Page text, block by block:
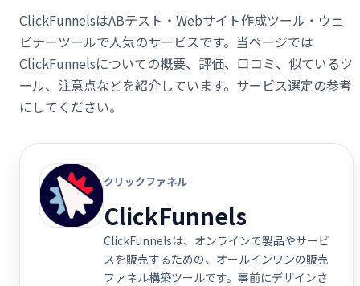
ClickFunnelsはABテスト・Webサイト作成ツール・ウェ
ビナーツールで人気のサービスです。当ページでは
ClickFunnelsについての概要、評価、口コミ、似ているツ
ール、注意点などを紹介しています。サービス選定の参考
にしてください。
クリックファネル
ClickFunnels
ClickFunnelsは、オンラインで製品やサービ
スを販売するための、オールインワンの販売
ファネル構築ツールです。事前にデザインさ